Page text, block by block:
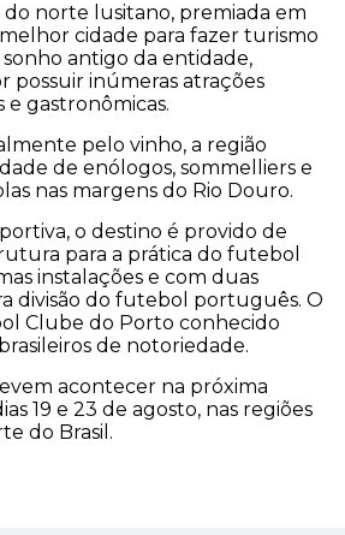
do norte lusitano, premiada em
cidade para fazer turismo
antigo da entidade,
possuir inúmeras atrações
e gastronômicas.
pelo vinho, a região
de enólogos, sommelliers e
nas margens do Rio Douro.
o destino é provido de
para a prática do futebol
instalações e com duas
divisão do futebol português. O
Clube do Porto conhecido
de notoriedade.
acontecer na próxima
19 e 23 de agosto, nas regiões
do Brasil.